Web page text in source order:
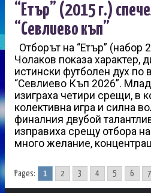
“Етър” (2015 г.)
“Севлиево къп”
Отборът на “Етър” (набор
Чолаков показа характер,
истински футболен дух по
“Севлиево Къп 2026”.
изиграха четири срещи, в
колективна игра и силна
финалния двубой
изправиха срещу отбора
много желание,
Pages: 1 2 3 4 5 6 7